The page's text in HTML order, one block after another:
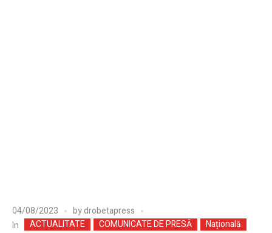
04/08/2023 bydrobetapress
In
ACTUALITATE COMUNICATE DE PRESĂ Națională